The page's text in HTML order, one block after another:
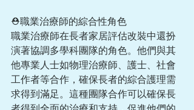
⛑️職業治療師的綜合性角色
職業治療師在長者家居評估改裝中還扮
演著協調多學科團隊的角色。他們與其
他專業人士如物理治療師、護士、社會
工作者等合作，確保長者的綜合護理需
求得到滿足。這種團隊合作可以確保長